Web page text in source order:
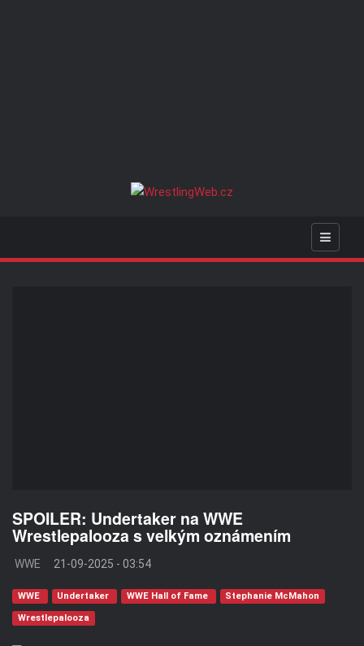
SPOILER: Undertaker na WWE
Wrestlepalooza s velkým oznámením
WWE 21-09-2025 - 03:54
WWE Undertaker WWE Hall of Fame Stephanie McMahon
Wrestlepalooza